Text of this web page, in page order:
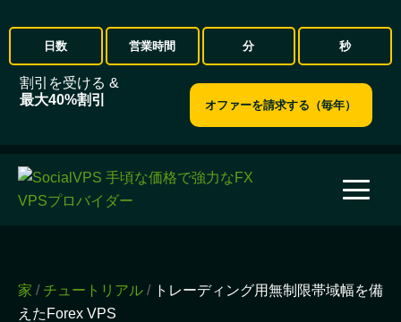
日数 営業時間 分 秒
割引を受ける &
最大40%割引
オファーを請求する（毎年）
家 / チュートリアル /トレーディング用無制限帯域幅を備
えたForex VPS